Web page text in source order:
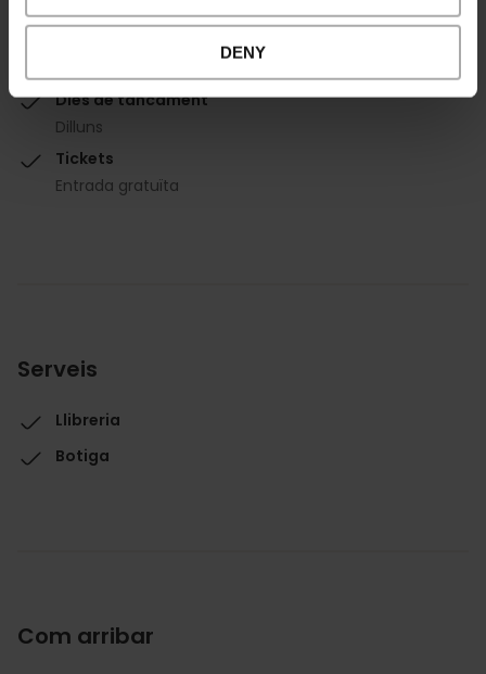
DENY
Horari d'obertura
Dies de tancament
Dilluns
Tickets
Entrada gratuïta
Serveis
Llibreria
Botiga
Com arribar